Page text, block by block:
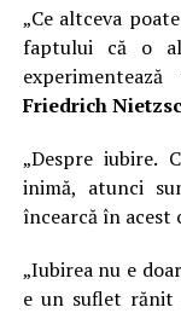
„Ce altceva
faptului că o
Friedrich
„Despre iubire.
inimă, atunci
încearcă în acest
„Iubirea nu e
e un suflet rănit